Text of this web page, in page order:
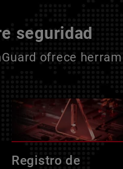
seguridad
ofrece
Registro de